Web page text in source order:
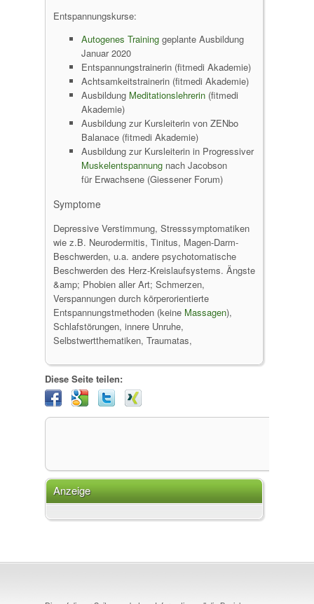
Entspannungskurse:
Autogenes Training geplante Ausbildung
Januar 2020
Entspannungstrainerin (fitmedi Akademie)
Achtsamkeitstrainerin (fitmedi Akademie)
Ausbildung Meditationslehrerin (fitmedi
Akademie)
Ausbildung zur Kursleiterin von ZENbo
Balanace (fitmedi Akademie)
Ausbildung zur Kursleiterin in Progressiver
Muskelentspannung nach Jacobson
für Erwachsene (Giessener Forum)
Symptome
Depressive Verstimmung, Stresssymptomatiken
wie z.B. Neurodermitis, Tinitus, Magen-Darm-
Beschwerden, u.a. andere psychotomatische
Beschwerden des Herz-Kreislaufsystems. Ängste
&amp; Phobien aller Art; Schmerzen,
Verspannungen durch körperorientierte
Entspannungstmethoden (keine Massagen),
Schlafstörungen, innere Unruhe,
Selbstwertthematiken, Traumatas,
Diese Seite teilen:
Anzeige